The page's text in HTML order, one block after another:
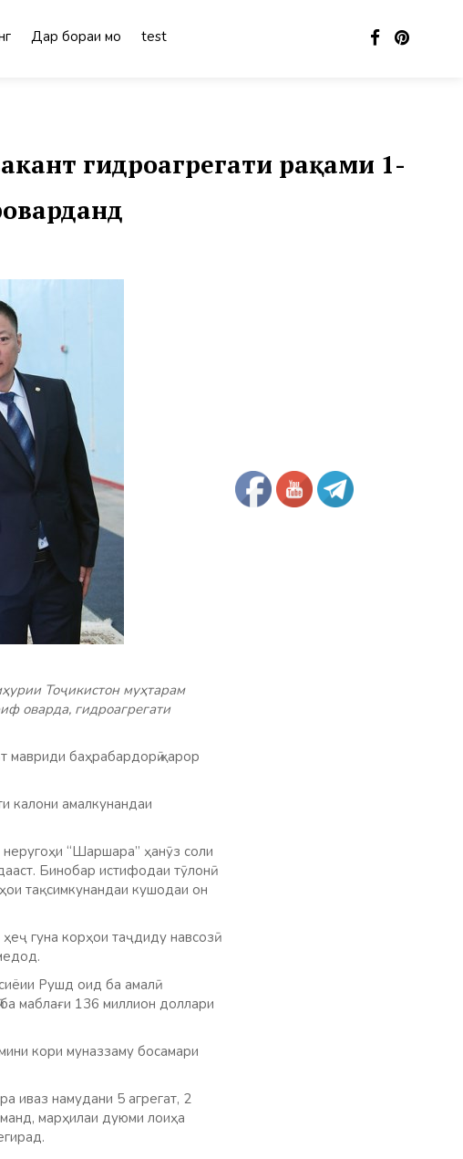
Дар бораи мо test
гидроагрегати рақами 1-
Тоҷикистон муҳтарам
оварда, гидроагрегати
мавриди баҳрабардорӣ қарор
калони амалкунандаи
“Шаршара” ҳанӯз соли
Бинобар истифодаи тӯлонӣ
тақсимкунандаи кушодаи он
гуна корҳои таҷдиду навсозӣ
Рушд оид ба амалӣ
маблағи 136 миллион доллари
кори муназзаму босамари
иваз намудани 5 агрегат, 2
марҳилаи дуюми лоиҳа